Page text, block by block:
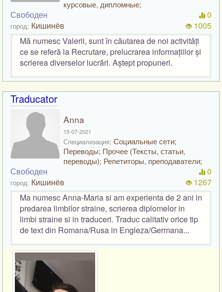
курсовые, дипломные;
Свободен
город: Кишинёв
0
1005
Mă numesc Valerii, sunt în căutarea de noi activități
ce se referă la Recrutare, prelucrarea informațiilor și
scrierea diverselor lucrări. Aștept propuneri.
Traducator
Anna
15-07-2021
Специализация: Социальные сети;
Переводы; Прочее (Тексты, статьи,
переводы); Репетиторы, преподаватели;
Свободен
город: Кишинёв
0
1267
Ma numesc Anna-Maria si am experienta de 2 ani in
predarea limbilor straine, scrierea diplomelor in
limbi straine si in traduceri. Traduc calitativ orice tip
de text din Romana/Rusa in Engleza/Germana...